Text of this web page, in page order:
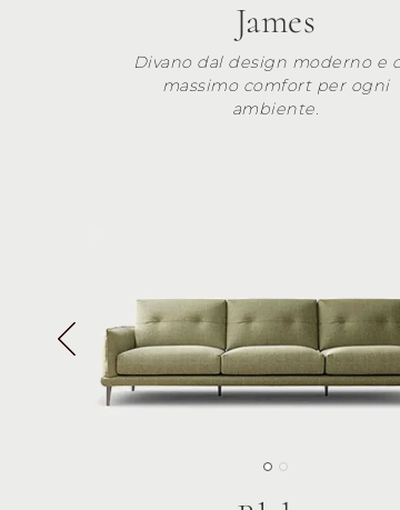
James
Divano dal design moderno e
massimo comfort per ogni
ambiente.